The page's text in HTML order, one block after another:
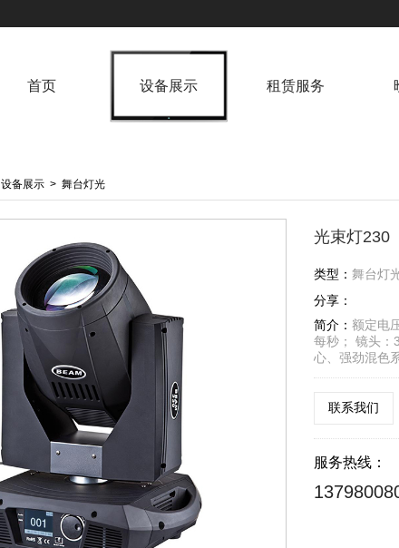
首页 设备展示 租赁服务
设备展示 > 舞台灯光
光束灯230
类型： 舞台灯
分享：
简介： 额定电
每秒； 镜头：
心、强劲混色
联系我们
服务热线：